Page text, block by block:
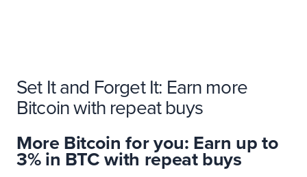
Set It and Forget It: Earn more
Bitcoin with repeat buys
More Bitcoin for you: Earn up to
3% in BTC with repeat buys